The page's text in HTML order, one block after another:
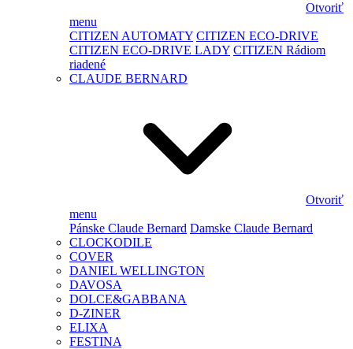
Otvoriť
menu
CITIZEN AUTOMATY CITIZEN ECO-DRIVE
CITIZEN ECO-DRIVE LADY CITIZEN Rádiom
riadené
CLAUDE BERNARD
Otvoriť
menu
Pánske Claude Bernard Damske Claude Bernard
CLOCKODILE
COVER
DANIEL WELLINGTON
DAVOSA
DOLCE&GABBANA
D-ZINER
ELIXA
FESTINA